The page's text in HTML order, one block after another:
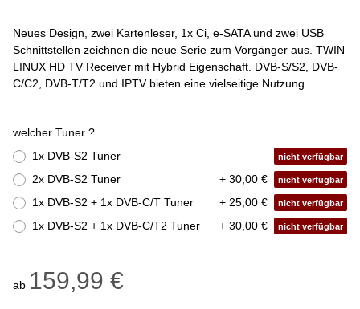
Neues Design, zwei Kartenleser, 1x Ci, e-SATA und zwei USB
Schnittstellen zeichnen die neue Serie zum Vorgänger aus. TWIN
LINUX HD TV Receiver mit Hybrid Eigenschaft. DVB-S/S2, DVB-
C/C2, DVB-T/T2 und IPTV bieten eine vielseitige Nutzung.
welcher Tuner ?
1x DVB-S2 Tuner
nicht verfügbar
2x DVB-S2 Tuner + 30,00 € nicht verfügbar
1x DVB-S2 + 1x DVB-C/T Tuner + 25,00 € nicht verfügbar
1x DVB-S2 + 1x DVB-C/T2 Tuner + 30,00 € nicht verfügbar
ab 159,99 €